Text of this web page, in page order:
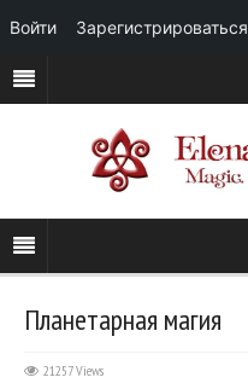
Планетарная магия
21257 Views
Войти Зарегистрироваться